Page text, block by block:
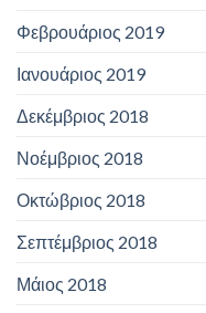
Φεβρουάριος 2019
Ιανουάριος 2019
Δεκέμβριος 2018
Νοέμβριος 2018
Οκτώβριος 2018
Σεπτέμβριος 2018
Μάιος 2018